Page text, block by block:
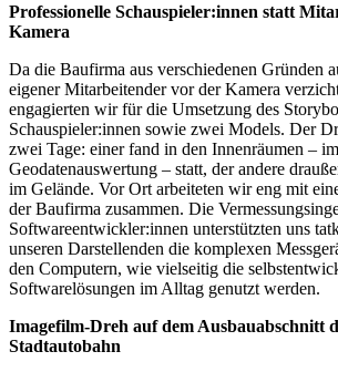
Professionelle Schauspieler:innen statt
Kamera
Da die Baufirma aus verschiedenen Gründen
eigener Mitarbeitender vor der Kamera
engagierten wir für die Umsetzung des
Schauspieler:innen sowie zwei Models. Der
zwei Tage: einer fand in den Innenräumen –
Geodatenauswertung – statt, der andere
im Gelände. Vor Ort arbeiteten wir eng mit
der Baufirma zusammen. Die
Softwareentwickler:innen unterstützten uns
unseren Darstellenden die komplexen
den Computern, wie vielseitig die
Softwarelösungen im Alltag genutzt werden.
Imagefilm-Dreh auf dem Ausbauabschnitt
Stadtautobahn